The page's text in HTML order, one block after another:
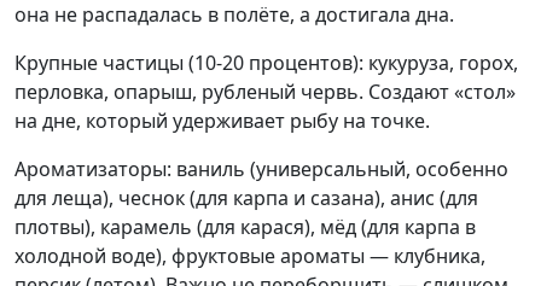
она не распадалась в полёте, а достигала дна.
Крупные частицы (10-20 процентов): кукуруза, горох,
перловка, опарыш, рубленый червь. Создают «стол»
на дне, который удерживает рыбу на точке.
Ароматизаторы: ваниль (универсальный, особенно
для леща), чеснок (для карпа и сазана), анис (для
плотвы), карамель (для карася), мёд (для карпа в
холодной воде), фруктовые ароматы — клубника,